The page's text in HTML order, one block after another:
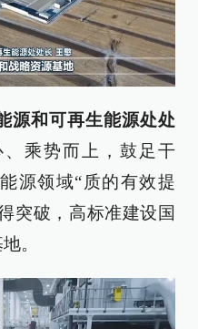
源和可再生能源处处
乘势而上，鼓足干
源领域“质的有效提
突破，高标准建设国
。